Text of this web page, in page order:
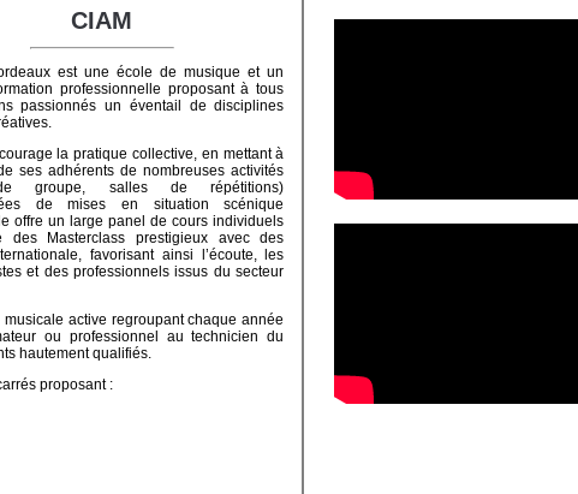
CIAM
est une école de musique et un
professionnelle proposant à tous
passionnés un éventail de disciplines
la pratique collective, en mettant à
ses adhérents de nombreuses activités
groupe, salles de répétitions)
de mises en situation scénique
offre un large panel de cours individuels
Masterclass prestigieux avec des
favorisant ainsi l’écoute, les
et des professionnels issus du secteur
active regroupant chaque année
ou professionnel au technicien du
hautement qualifiés.
proposant :